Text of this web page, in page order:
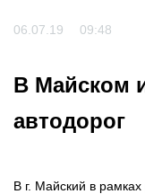
06.07.19 09:48
В Майском
автодорог
В г. Майский в